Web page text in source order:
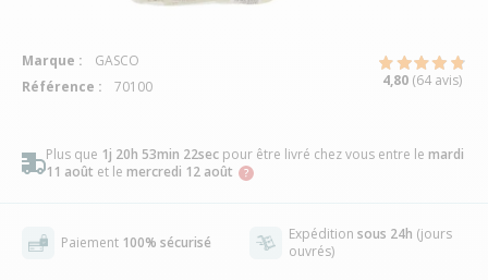
Plus que 1j 20h 53min 21sec pour être livré chez vous entre le mardi
11 août et le mercredi 12 août
Paiement 100% sécurisé Expédition sous 24h (jours
ouvrés)
Marque :
GASCO
Référence :
70100 4,80 (64 avis)